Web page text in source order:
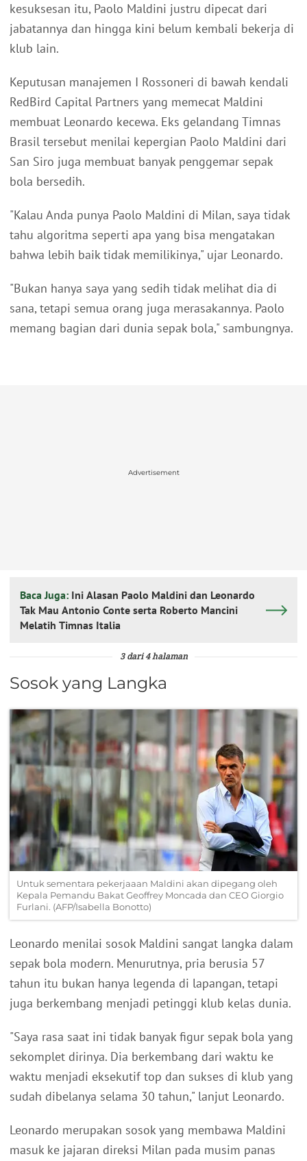
kesuksesan itu, Paolo Maldini justru dipecat dari
jabatannya dan hingga kini belum kembali bekerja di
klub lain.
Keputusan manajemen I Rossoneri di bawah kendali
RedBird Capital Partners yang memecat Maldini
membuat Leonardo kecewa. Eks gelandang Timnas
Brasil tersebut menilai kepergian Paolo Maldini dari
San Siro juga membuat banyak penggemar sepak
bola bersedih.
"Kalau Anda punya Paolo Maldini di Milan, saya tidak
tahu algoritma seperti apa yang bisa mengatakan
bahwa lebih baik tidak memilikinya," ujar Leonardo.
"Bukan hanya saya yang sedih tidak melihat dia di
sana, tetapi semua orang juga merasakannya. Paolo
memang bagian dari dunia sepak bola," sambungnya.
Advertisement
Baca Juga: Ini Alasan Paolo Maldini dan Leonardo
Tak Mau Antonio Conte serta Roberto Mancini
Melatih Timnas Italia
3 dari 4 halaman
Sosok yang Langka
Untuk sementara pekerjaaan Maldini akan dipegang oleh
Kepala Pemandu Bakat Geoffrey Moncada dan CEO Giorgio
Furlani. (AFP/Isabella Bonotto)
Leonardo menilai sosok Maldini sangat langka dalam
sepak bola modern. Menurutnya, pria berusia 57
tahun itu bukan hanya legenda di lapangan, tetapi
juga berkembang menjadi petinggi klub kelas dunia.
"Saya rasa saat ini tidak banyak figur sepak bola yang
sekomplet dirinya. Dia berkembang dari waktu ke
waktu menjadi eksekutif top dan sukses di klub yang
sudah dibelanya selama 30 tahun," lanjut Leonardo.
Leonardo merupakan sosok yang membawa Maldini
masuk ke jajaran direksi Milan pada musim panas